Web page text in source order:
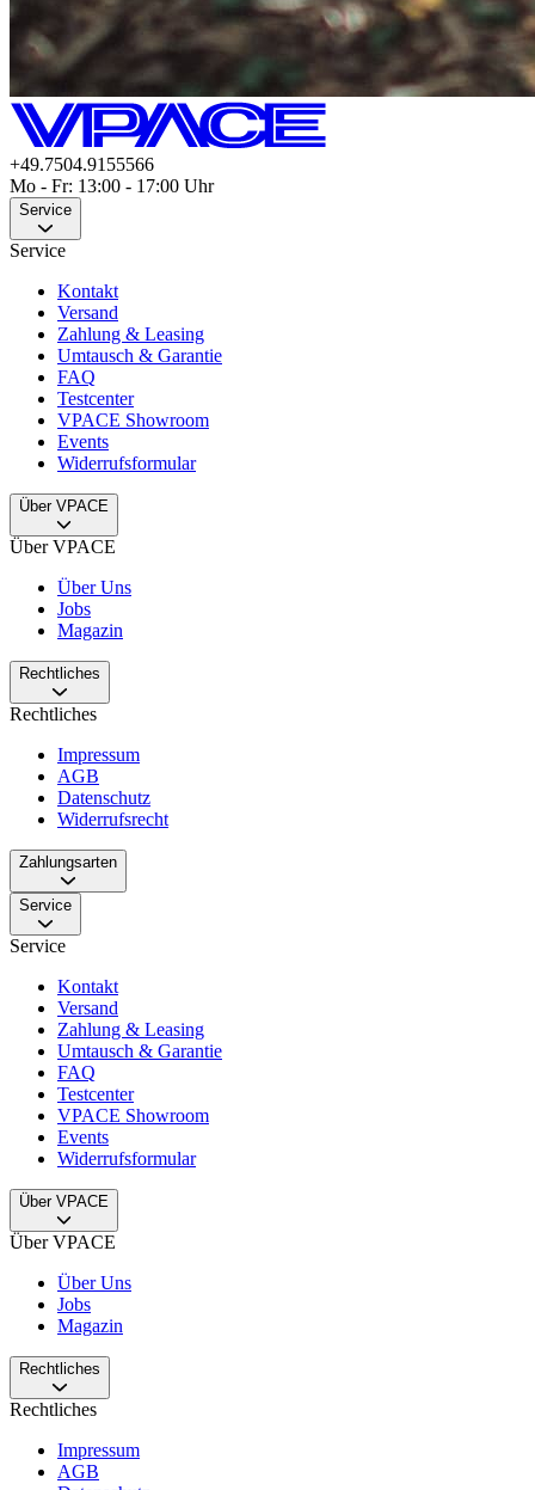
+49.7504.9155566
Mo - Fr: 13:00 - 17:00 Uhr
Service
Service
Kontakt
Versand
Zahlung & Leasing
Umtausch & Garantie
FAQ
Testcenter
VPACE Showroom
Events
Widerrufsformular
Über VPACE
Über VPACE
Über Uns
Jobs
Magazin
Rechtliches
Rechtliches
Impressum
AGB
Datenschutz
Widerrufsrecht
Zahlungsarten
Service
Service
Kontakt
Versand
Zahlung & Leasing
Umtausch & Garantie
FAQ
Testcenter
VPACE Showroom
Events
Widerrufsformular
Über VPACE
Über VPACE
Über Uns
Jobs
Magazin
Rechtliches
Rechtliches
Impressum
AGB